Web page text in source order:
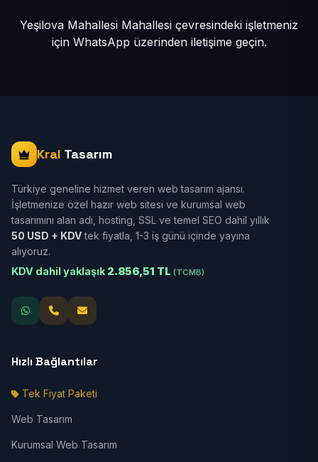
Yeşilova Mahallesi Mahallesi çevresindeki işletmeniz
için WhatsApp üzerinden iletişime geçin.
Kral Tasarım
Türkiye geneline hizmet veren web tasarım ajansı.
İşletmenize özel hazır web sitesi ve kurumsal web
tasarımını alan adı, hosting, SSL ve temel SEO dahil yıllık
50 USD + KDVtek fiyatla, 1-3 iş günü içinde yayına
alıyoruz.
KDV dahil yaklaşık 2.856,51 TL (TCMB)
Hızlı Bağlantılar
Tek Fiyat Paketi
Web Tasarım
Kurumsal Web Tasarım